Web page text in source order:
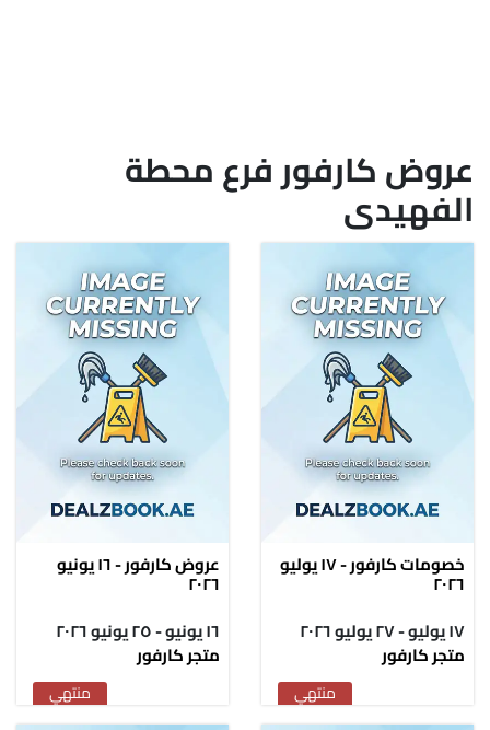
عروض كارفور فرع محطة
الفهيدى
خصومات كارفور - ١٧ يوليو
٢٠٢٦
١٧ يوليو - ٢٧ يوليو ٢٠٢٦
متجر كارفور
منتهي
عروض كارفور - ١٦ يونيو
٢٠٢٦
١٦ يونيو - ٢٥ يونيو ٢٠٢٦
متجر كارفور
منتهي